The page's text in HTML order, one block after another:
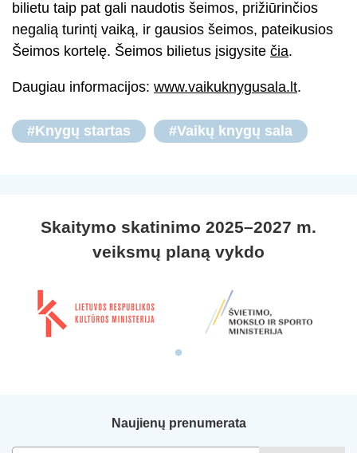
bilietu taip pat gali naudotis šeimos, prižiūrinčios
negalią turintį vaiką, ir gausios šeimos, pateikusios
Šeimos kortelę. Šeimos bilietus įsigysite čia.
Daugiau informacijos: www.vaikuknygusala.lt.
#Knygų startas #Vaikų knygų sala
Skaitymo skatinimo 2025–2027 m.
veiksmų planą vykdo
Naujienų prenumerata